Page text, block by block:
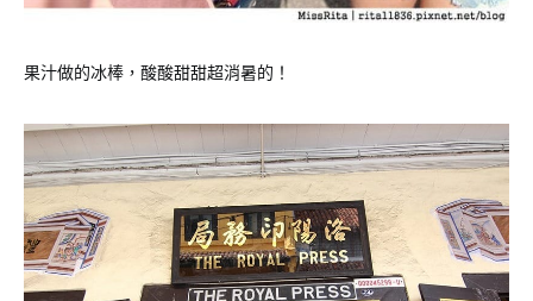
果汁做的冰棒，酸酸甜甜超消暑的！